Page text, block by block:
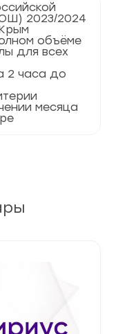
2023/2024
объёме
для всех
2 часа до
месяца